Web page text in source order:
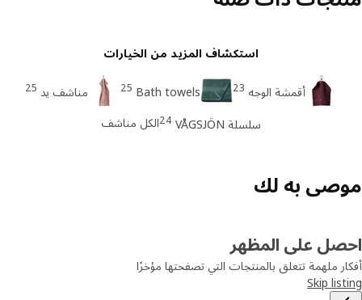
استكشاف المزيد من الخيارات
أقمشة الوجه 23
Bath towels
25 مناشف يد 25
سلسلة VÅGSJÖN 24 الكل مناشف
به لك
على المظهر
ملهمة تتعلق بالمنتجات التي تصفحتها مؤخرًا
Skip